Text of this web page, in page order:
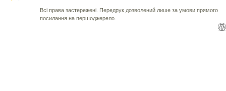
Всі права застережені. Передрук дозволений лише за умови прямого
посилання на першоджерело.